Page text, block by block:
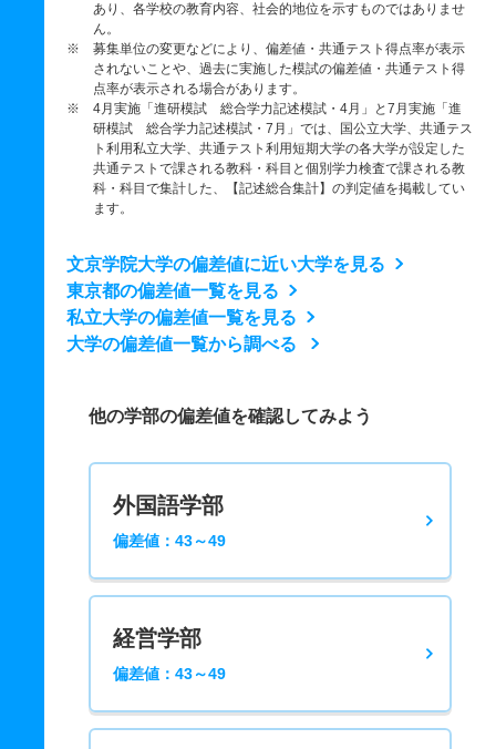
あり、各学校の教育内容、社会的地位を示すものではありませ
ん。
※ 募集単位の変更などにより、偏差値・共通テスト得点率が表示
されないことや、過去に実施した模試の偏差値・共通テスト得
点率が表示される場合があります。
※ 4月実施「進研模試 総合学力記述模試・4月」と7月実施「進
研模試 総合学力記述模試・7月」では、国公立大学、共通テス
ト利用私立大学、共通テスト利用短期大学の各大学が設定した
共通テストで課される教科・科目と個別学力検査で課される教
科・科目で集計した、【記述総合集計】の判定値を掲載してい
ます。
文京学院大学の偏差値に近い大学を見る
東京都の偏差値一覧を見る
私立大学の偏差値一覧を見る
大学の偏差値一覧から調べる
他の学部の偏差値を確認してみよう
外国語学部
偏差値：43～49
経営学部
偏差値：43～49